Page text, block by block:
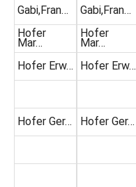
Gabi,Fran…
Hofer
Mar…
Hofer Erw…
Hofer Ger…
Gabi,Fran…
Hofer
Mar…
Hofer Erw…
Hofer Ger…